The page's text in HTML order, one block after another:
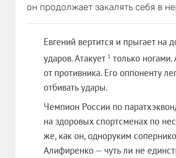
он продолжает закалять себя в
Евгений вертится и прыгает на
ударов. Атакует 1 только
от противника. Его оппоненту
отбивать удары.
Чемпион России по
на здоровых спортсменах по
же, как он, одноруким
Алифиренко — чуть ли не